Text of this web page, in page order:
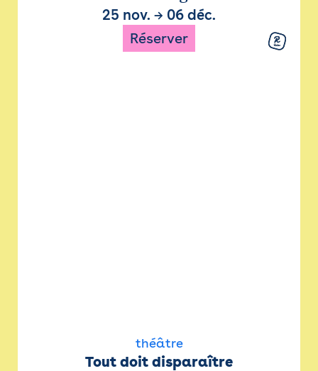
25 nov. → 06 déc.
Réserver
théâtre
Tout doit disparaître